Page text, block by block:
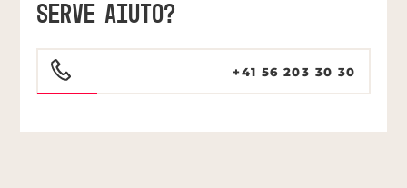
SERVE AIUTO?
+41 56 203 30 30